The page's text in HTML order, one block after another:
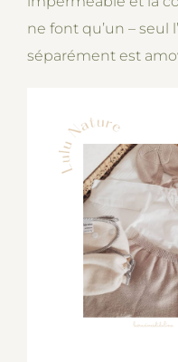
ne font qu’un – seul
séparément est